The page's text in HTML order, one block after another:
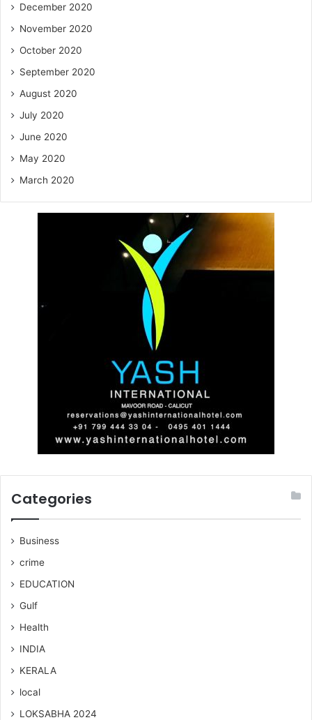
December 2020
November 2020
October 2020
September 2020
August 2020
July 2020
June 2020
May 2020
March 2020
Categories
Business
crime
EDUCATION
Gulf
Health
INDIA
KERALA
local
LOKSABHA 2024